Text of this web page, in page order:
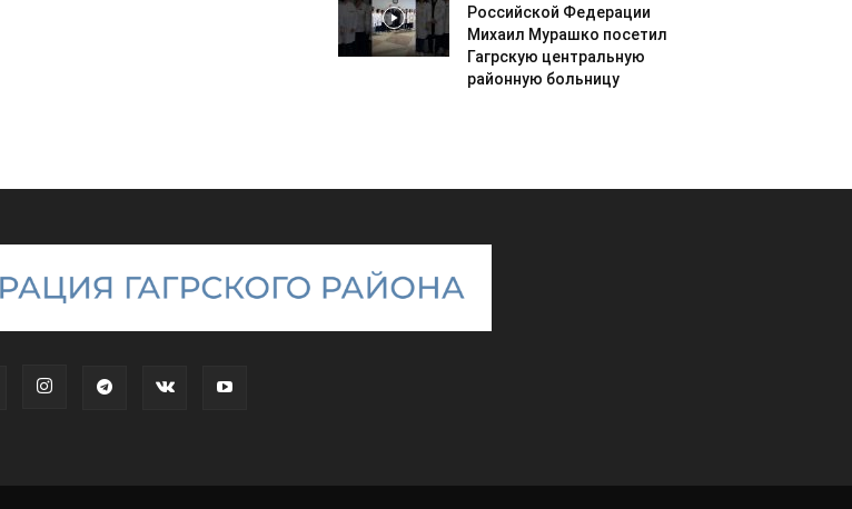
Российской Федерации
Михаил Мурашко посетил
Гагрскую центральную
районную больницу